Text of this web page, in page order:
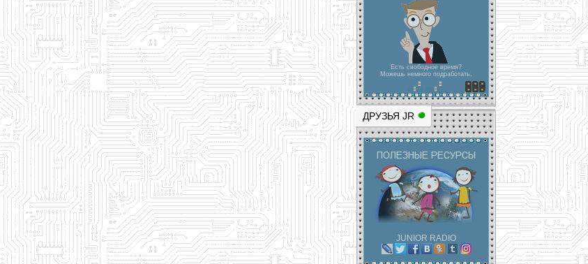
Есть свободное время?
Можешь немного подработать.
ДРУЗЬЯ JR
JUNIOR RADIO